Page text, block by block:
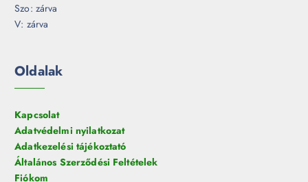
Szo: zárva
V: zárva
Oldalak
Kapcsolat
Adatvédelmi nyilatkozat
Adatkezelési tájékoztató
Általános Szerződési Feltételek
Fiókom